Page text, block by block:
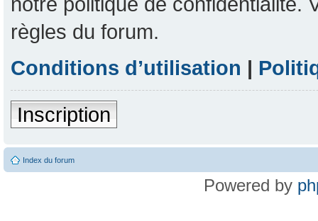
règles du forum.
Conditions d’utilisation |
Inscription
Index du forum
Powered by